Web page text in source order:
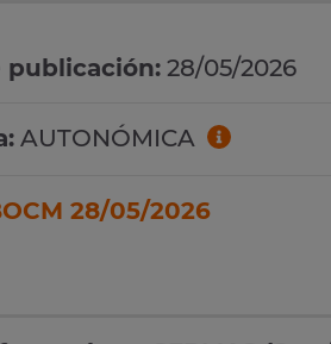
publicación: 28/05/2026
AUTONÓMICA
28/05/2026